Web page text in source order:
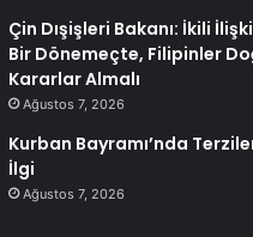
Çin Dışişleri Bakanı: İkili
Bir Dönemeçte, Filipinler
Kararlar Almalı
Ağustos 7, 2026
Kurban Bayramı’nda
İlgi
Ağustos 7, 2026